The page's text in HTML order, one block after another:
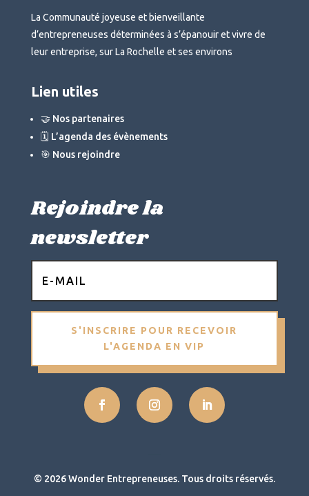
La Communauté joyeuse et bienveillante
d’entrepreneuses déterminées à s’épanouir et vivre de
leur entreprise, sur La Rochelle et ses environs
Lien utiles
🤝 Nos partenaires
🗓 L’agenda des évènements
🎯 Nous rejoindre
Rejoindre la
newsletter
S'INSCRIRE POUR RECEVOIR
L'AGENDA EN VIP
© 2026 Wonder Entrepreneuses. Tous droits réservés.